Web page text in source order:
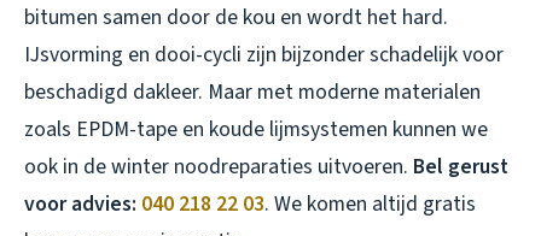
bitumen samen door de kou en wordt het hard.
IJsvorming en dooi-cycli zijn bijzonder schadelijk voor
beschadigd dakleer. Maar met moderne materialen
zoals EPDM-tape en koude lijmsystemen kunnen we
ook in de winter noodreparaties uitvoeren. Bel gerust
voor advies: 040 218 22 03. We komen altijd gratis